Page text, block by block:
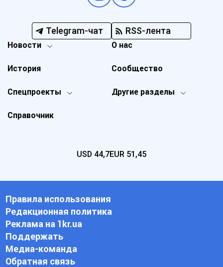
Telegram-чат RSS-лента
Новости
Спецпроекты Другие разделы
История
О нас
Справочник
Сообщество
USD 44,7EUR 51,45
Правила использования
Редакционная политика
Реклама на 1kr.ua
Поддержать
Медиа-команда
Обратная связь